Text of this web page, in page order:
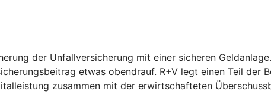
der Unfallversicherung mit einer sicheren
etwas obendrauf. R+V legt einen Teil der
zusammen mit der erwirtschafteten